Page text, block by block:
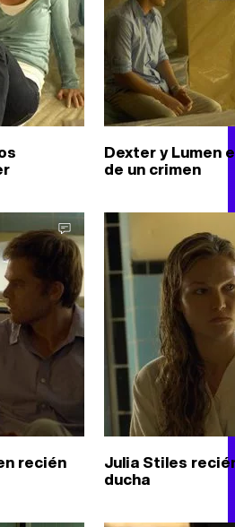
Dexter y Lumen
de un crimen
recién Julia Stiles
ducha